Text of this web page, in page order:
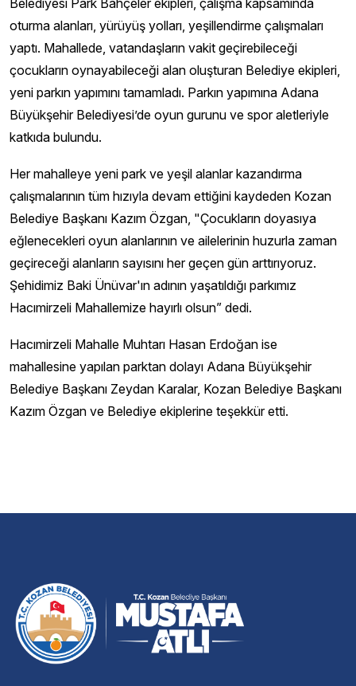
Belediyesi Park Bahçeler ekipleri, çalışma kapsamında
oturma alanları, yürüyüş yolları, yeşillendirme çalışmaları
yaptı. Mahallede, vatandaşların vakit geçirebileceği
çocukların oynayabileceği alan oluşturan Belediye ekipleri,
yeni parkın yapımını tamamladı. Parkın yapımına Adana
Büyükşehir Belediyesi’de oyun gurunu ve spor aletleriyle
katkıda bulundu.
Her mahalleye yeni park ve yeşil alanlar kazandırma
çalışmalarının tüm hızıyla devam ettiğini kaydeden Kozan
Belediye Başkanı Kazım Özgan, "Çocukların doyasıya
eğlenecekleri oyun alanlarının ve ailelerinin huzurla zaman
geçireceği alanların sayısını her geçen gün arttırıyoruz.
Şehidimiz Baki Ünüvar'ın adının yaşatıldığı parkımız
Hacımirzeli Mahallemize hayırlı olsun” dedi.
Hacımirzeli Mahalle Muhtarı Hasan Erdoğan ise
mahallesine yapılan parktan dolayı Adana Büyükşehir
Belediye Başkanı Zeydan Karalar, Kozan Belediye Başkanı
Kazım Özgan ve Belediye ekiplerine teşekkür etti.